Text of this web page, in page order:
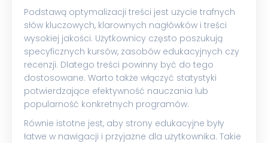
Podstawą optymalizacji treści jest użycie trafnych
słów kluczowych, klarownych nagłówków i treści
wysokiej jakości. Użytkownicy często poszukują
specyficznych kursów, zasobów edukacyjnych czy
recenzji. Dlatego treści powinny być do tego
dostosowane. Warto także włączyć statystyki
potwierdzające efektywność nauczania lub
popularność konkretnych programów.
Równie istotne jest, aby strony edukacyjne były
łatwe w nawigacji i przyjazne dla użytkownika. Takie